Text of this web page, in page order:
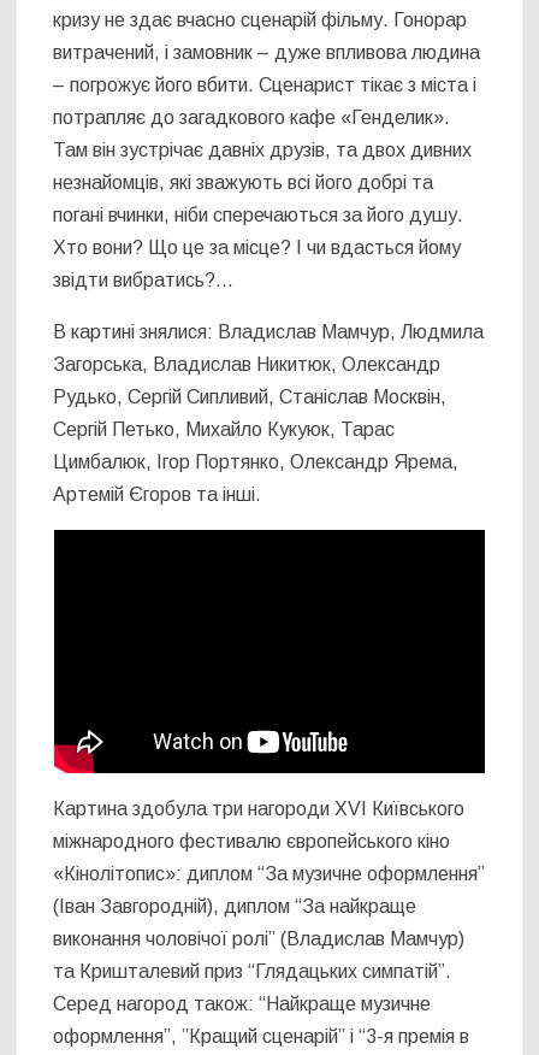
кризу не здає вчасно сценарій фільму. Гонорар
витрачений, і замовник – дуже впливова людина
– погрожує його вбити. Сценарист тікає з міста і
потрапляє до загадкового кафе «Генделик».
Там він зустрічає давніх друзів, та двох дивних
незнайомців, які зважують всі його добрі та
погані вчинки, ніби сперечаються за його душу.
Хто вони? Що це за місце? І чи вдасться йому
звідти вибратись?…
В картині знялися: Владислав Мамчур, Людмила
Загорська, Владислав Никитюк, Олександр
Рудько, Сергій Сипливий, Станіслав Москвін,
Сергій Петько, Михайло Кукуюк, Тарас
Цимбалюк, Ігор Портянко, Олександр Ярема,
Артемій Єгоров та інші.
Картина здобула три нагороди XVI Київського
міжнародного фестивалю європейського кіно
«Кінолітопис»: диплом “За музичне оформлення”
(Іван Завгородній), диплом “За найкраще
виконання чоловічої ролі” (Владислав Мамчур)
та Кришталевий приз “Глядацьких симпатій”.
Серед нагород також: “Найкраще музичне
оформлення”, ”Кращий сценарій” і “3-я премія в